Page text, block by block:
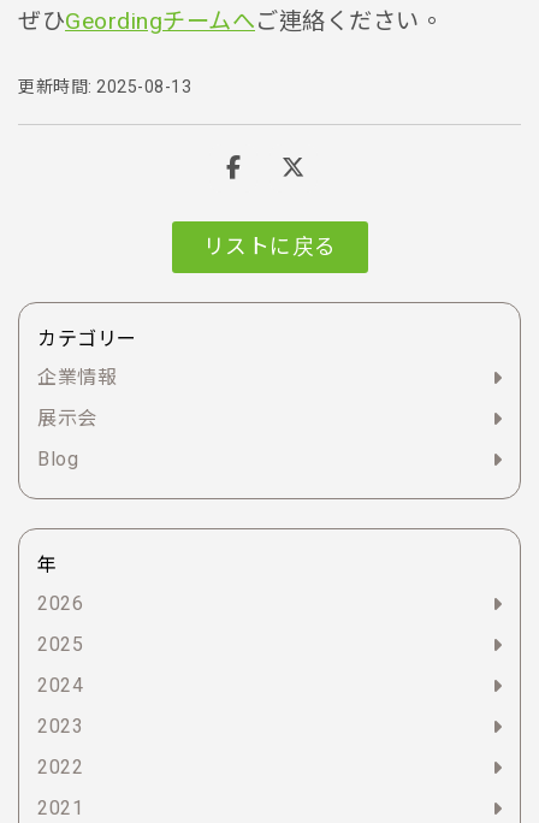
ぜひGeordingチームへご連絡ください。
更新時間: 2025-08-13
リストに戻る
カテゴリー
企業情報
展示会
Blog
年
2026
2025
2024
2023
2022
2021